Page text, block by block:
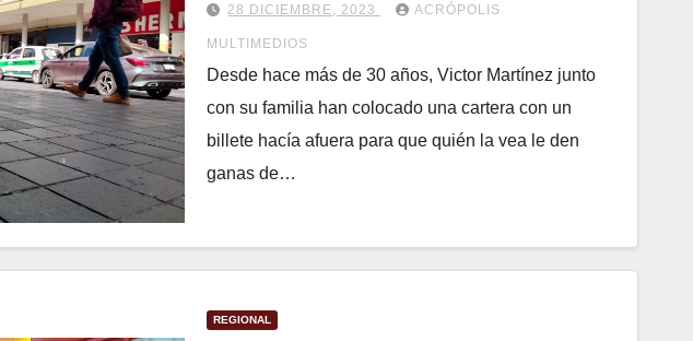
28 DICIEMBRE, 2023 ACRÓPOLIS
MULTIMEDIOS
Desde hace más de 30 años, Victor Martínez junto
con su familia han colocado una cartera con un
billete hacía afuera para que quién la vea le den
ganas de…
REGIONAL